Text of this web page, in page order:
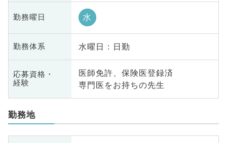
勤務曜日 水
勤務体系 水曜日 : 日勤
応募資格・
経験
医師免許、保険医登録済
専門医をお持ちの先生
勤務地